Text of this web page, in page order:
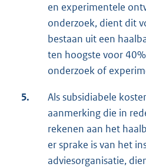
en experimentele
onderzoek, dient dit
bestaan uit een
ten hoogste voor
onderzoek of
5.
Als subsidiabele
aanmerking die in
rekenen aan het
er sprake is van het
adviesorganisatie,